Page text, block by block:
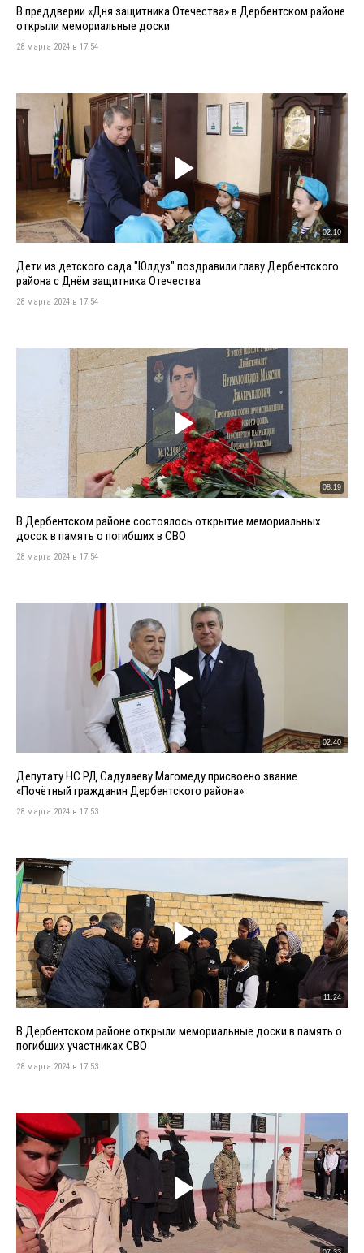
В преддверии «Дня защитника Отечества» в Дербентском районе
открыли мемориальные доски
28 марта 2024 в 17:54
02:10
Дети из детского сада "Юлдуз" поздравили главу Дербентского
района с Днём защитника Отечества
28 марта 2024 в 17:54
08:19
В Дербентском районе состоялось открытие мемориальных
досок в память о погибших в СВО
28 марта 2024 в 17:54
02:40
Депутату НС РД Садулаеву Магомеду присвоено звание
«Почётный гражданин Дербентского района»
28 марта 2024 в 17:53
11:24
В Дербентском районе открыли мемориальные доски в память о
погибших участниках СВО
28 марта 2024 в 17:53